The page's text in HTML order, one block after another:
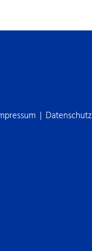
Datenschutz